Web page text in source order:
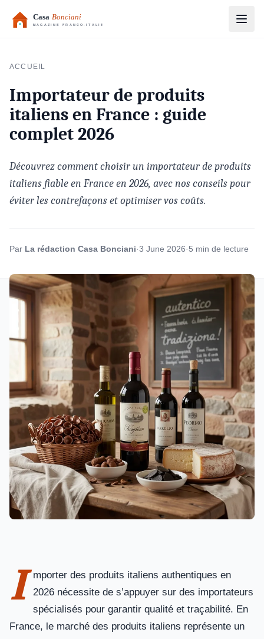
ACCUEIL
Importateur de produits
italiens en France : guide
complet 2026
Découvrez comment choisir un importateur de produits
italiens fiable en France en 2026, avec nos conseils pour
éviter les contrefaçons et optimiser vos coûts.
Par La rédaction Casa Bonciani·3 June 2026·5 min de lecture
I
mporter des produits italiens authentiques en
2026 nécessite de s’appuyer sur des importateurs
spécialisés pour garantir qualité et traçabilité. En
France, le marché des produits italiens représente un